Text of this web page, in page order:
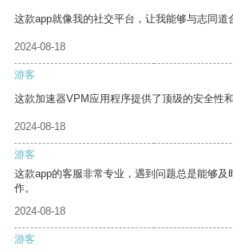
这款app就像我的社交平台，让我能够与志同道
2024-08-18
游客
这款加速器VPM应用程序提供了顶级的安全性和
2024-08-18
游客
这款app的客服非常专业，遇到问题总是能够及
作。
2024-08-18
游客